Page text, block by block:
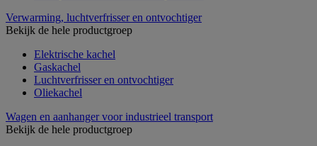
Verwarming, luchtverfrisser en ontvochtiger
Bekijk de hele productgroep
Elektrische kachel
Gaskachel
Luchtverfrisser en ontvochtiger
Oliekachel
Wagen en aanhanger voor industrieel transport
Bekijk de hele productgroep